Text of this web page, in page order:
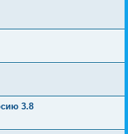
3.8